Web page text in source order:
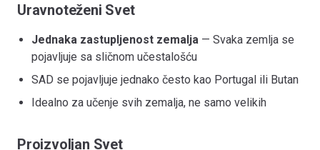
Uravnoteženi Svet
Jednaka zastupljenost zemalja — Svaka zemlja se
pojavljuje sa sličnom učestalošću
SAD se pojavljuje jednako često kao Portugal ili Butan
Idealno za učenje svih zemalja, ne samo velikih
Proizvoljan Svet